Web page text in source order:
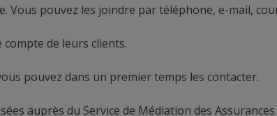
Vous pouvez les joindre par téléphone, e-mail,
de leurs clients.
pouvez dans un premier temps les contacter.
auprès du Service de Médiation des Assurances